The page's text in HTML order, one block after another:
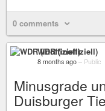
0 comments
WDR (inoffiziell)
8 months ago – Public
Minusgrade
Duisburger